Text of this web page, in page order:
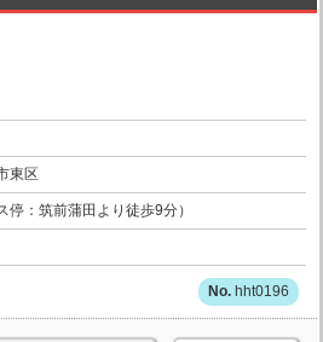
東区
停：筑前蒲田より徒歩9分）
hht0196